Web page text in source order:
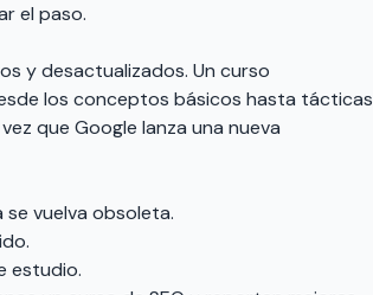
el paso.
y desactualizados. Un curso
los conceptos básicos hasta tácticas
que Google lanza una nueva
vuelva obsoleta.
estudio.